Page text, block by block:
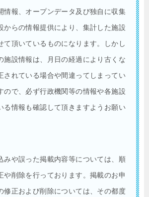
情報、オープンデータ及び独自に収集
からの情報提供により、集計した施設
て頂いているものになります。しかし
施設情報は、月日の経過により古くな
されている場合や間違ってしまってい
ので、必ず行政機関等の情報や各施設
る情報も確認して頂きますようお願い
みや誤った掲載内容等については、順
や削除を行っております。掲載のお申
修正および削除については、その都度